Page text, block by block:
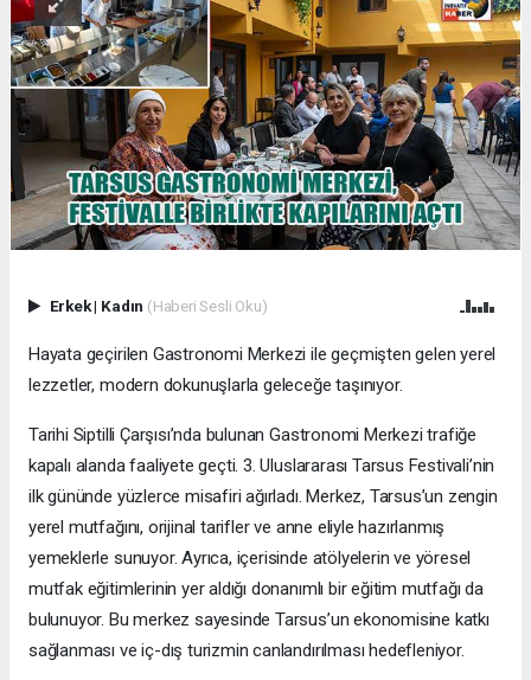
Erkek| Kadın (Haberi Sesli Oku)
Hayata geçirilen Gastronomi Merkezi ile geçmişten gelen yerel
lezzetler, modern dokunuşlarla geleceğe taşınıyor.
Tarihi Siptilli Çarşısı’nda bulunan Gastronomi Merkezi trafiğe
kapalı alanda faaliyete geçti. 3. Uluslararası Tarsus Festivali’nin
ilk gününde yüzlerce misafiri ağırladı. Merkez, Tarsus’un zengin
yerel mutfağını, orijinal tarifler ve anne eliyle hazırlanmış
yemeklerle sunuyor. Ayrıca, içerisinde atölyelerin ve yöresel
mutfak eğitimlerinin yer aldığı donanımlı bir eğitim mutfağı da
bulunuyor. Bu merkez sayesinde Tarsus’un ekonomisine katkı
sağlanması ve iç-dış turizmin canlandırılması hedefleniyor.